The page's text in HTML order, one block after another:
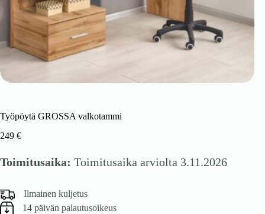
Työpöytä GROSSA valkotammi
249 €
Toimitusaika: Toimitusaika arviolta 3.11.2026
Ilmainen kuljetus
14 päivän palautusoikeus